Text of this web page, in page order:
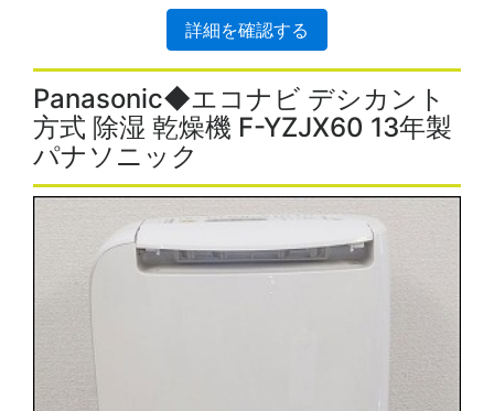
詳細を確認する
Panasonic◆エコナビ デシカント
方式 除湿 乾燥機 F-YZJX60 13年製
パナソニック